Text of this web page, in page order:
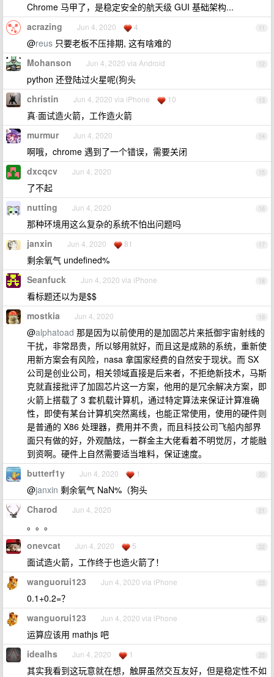
Chrome 马甲了，是稳定安全的航天级 GUI 基础架构...
11
acrazing Jun 4, 2020 4
@reus 只要老板不压排期, 这有啥难的
12
Mohanson Jun 4, 2020 via Android
python 还登陆过火星呢(狗头
13
christin Jun 4, 2020 via iPhone 10
真·面试造火箭，工作造火箭
14
murmur Jun 4, 2020
啊哦，chrome 遇到了一个错误，需要关闭
15
dxcqcv Jun 4, 2020
了不起
16
nutting Jun 4, 2020
那种环境用这么复杂的系统不怕出问题吗
17
janxin Jun 4, 2020 81
剩余氧气 undefined%
18
Seanfuck Jun 4, 2020 via iPhone
看标题还以为是$$
19
mostkia Jun 4, 2020
@alphatoad 那是因为以前使用的是加固芯片来抵御宇宙射线的
干扰，非常昂贵，所以够用就好，而且这是成熟的系统，重新使
用新方案会有风险，nasa 拿国家经费的自然安于现状。而 SX
公司是创业公司，相关领域直接是后来者，不拒绝新技术，马斯
克就直接批评了加固芯片这一方案，他用的是冗余解决方案，即
火箭上搭载了 3 套机载计算机，通过特定算法来保证计算准确
性，即使有某台计算机突然离线，也能正常使用，使用的硬件则
是普通的 X86 处理器，费用并不贵，而且科技公司飞船内部界
面只有做的好，外观酷炫，一群金主大佬看着不明觉厉，才能融
到资啊。硬件上自然需要适当堆料，保证速度。
20
butterf1y Jun 4, 2020 1
@janxin 剩余氧气 NaN%（狗头
21
Charod Jun 4, 2020
。。。
22
onevcat Jun 4, 2020 5
面试造火箭，工作终于也造火箭了！
23
wanguorui123 Jun 4, 2020 via iPhone
0.1+0.2=？
24
wanguorui123 Jun 4, 2020 via iPhone
运算应该用 mathjs 吧
25
idealhs Jun 4, 2020 1
其实我看到这玩意就在想，触屏虽然交互友好，但是稳定性不如